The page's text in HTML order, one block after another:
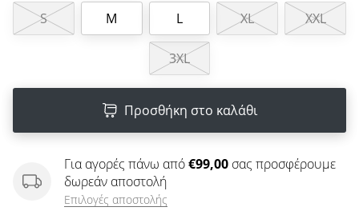
S M L XL XXL
3XL
Προσθήκη στο καλάθι
Για αγορές πάνω από€99,00 σας προσφέρουμε
δωρεάν αποστολή
Επιλογές αποστολής